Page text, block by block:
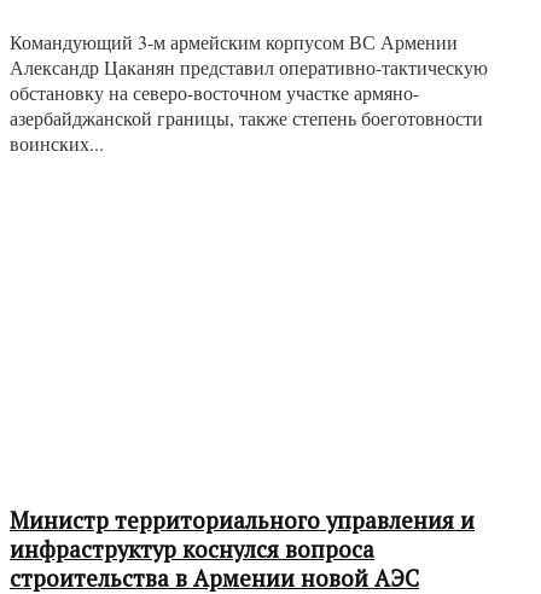
Командующий 3-м армейским корпусом ВС Армении
Александр Цаканян представил оперативно-тактическую
обстановку на северо-восточном участке армяно-
азербайджанской границы, также степень боеготовности
воинских...
Министр территориального управления и
инфраструктур коснулся вопроса
строительства в Армении новой АЭС